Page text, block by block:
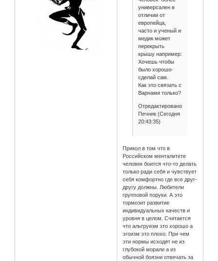
универсален в
отличии от
европейца,
часто и ученый и
медик может
перекрыть
крышу например.
Хочешь чтобы
было хорошо-
сделай сам.
Как это связать с
Варнами только?
Отредактировано
Печник (Сегодня
20:43:35)
Прикол в том что в
Российском менталитете
человек боится что-то делать
только ради себя и чувствует
себя комфортно где все друг-
другу должны. Любители
групповой поруки. А это
тормозит развитие
индивидуальных качеств и
уровня в целом. Считается
что альтруизм это хорошо а
эгоизм это плохо. При чем
эти нормы исходят не из
глубокой морали а из
обычной боязни отвечать за